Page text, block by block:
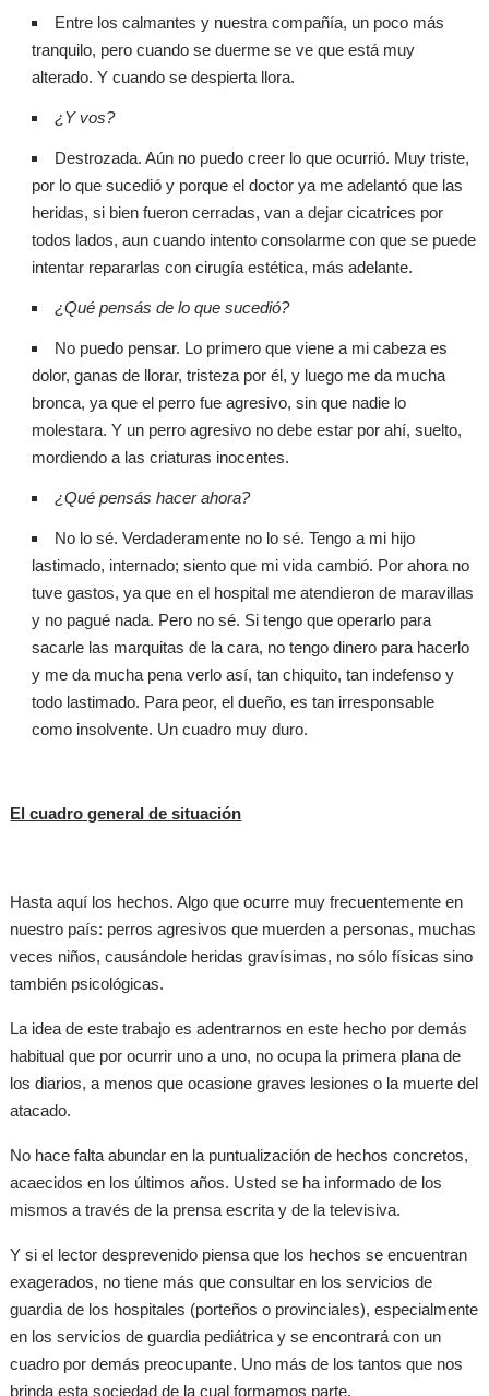
Entre los calmantes y nuestra compañía, un poco más
tranquilo, pero cuando se duerme se ve que está muy
alterado. Y cuando se despierta llora.
¿Y vos?
Destrozada. Aún no puedo creer lo que ocurrió. Muy triste,
por lo que sucedió y porque el doctor ya me adelantó que las
heridas, si bien fueron cerradas, van a dejar cicatrices por
todos lados, aun cuando intento consolarme con que se puede
intentar repararlas con cirugía estética, más adelante.
¿Qué pensás de lo que sucedió?
No puedo pensar. Lo primero que viene a mi cabeza es
dolor, ganas de llorar, tristeza por él, y luego me da mucha
bronca, ya que el perro fue agresivo, sin que nadie lo
molestara. Y un perro agresivo no debe estar por ahí, suelto,
mordiendo a las criaturas inocentes.
¿Qué pensás hacer ahora?
No lo sé. Verdaderamente no lo sé. Tengo a mi hijo
lastimado, internado; siento que mi vida cambió. Por ahora no
tuve gastos, ya que en el hospital me atendieron de maravillas
y no pagué nada. Pero no sé. Si tengo que operarlo para
sacarle las marquitas de la cara, no tengo dinero para hacerlo
y me da mucha pena verlo así, tan chiquito, tan indefenso y
todo lastimado. Para peor, el dueño, es tan irresponsable
como insolvente. Un cuadro muy duro.
El cuadro general de situación
Hasta aquí los hechos. Algo que ocurre muy frecuentemente en
nuestro país: perros agresivos que muerden a personas, muchas
veces niños, causándole heridas gravísimas, no sólo físicas sino
también psicológicas.
La idea de este trabajo es adentrarnos en este hecho por demás
habitual que por ocurrir uno a uno, no ocupa la primera plana de
los diarios, a menos que ocasione graves lesiones o la muerte del
atacado.
No hace falta abundar en la puntualización de hechos concretos,
acaecidos en los últimos años. Usted se ha informado de los
mismos a través de la prensa escrita y de la televisiva.
Y si el lector desprevenido piensa que los hechos se encuentran
exagerados, no tiene más que consultar en los servicios de
guardia de los hospitales (porteños o provinciales), especialmente
en los servicios de guardia pediátrica y se encontrará con un
cuadro por demás preocupante. Uno más de los tantos que nos
brinda esta sociedad de la cual formamos parte.